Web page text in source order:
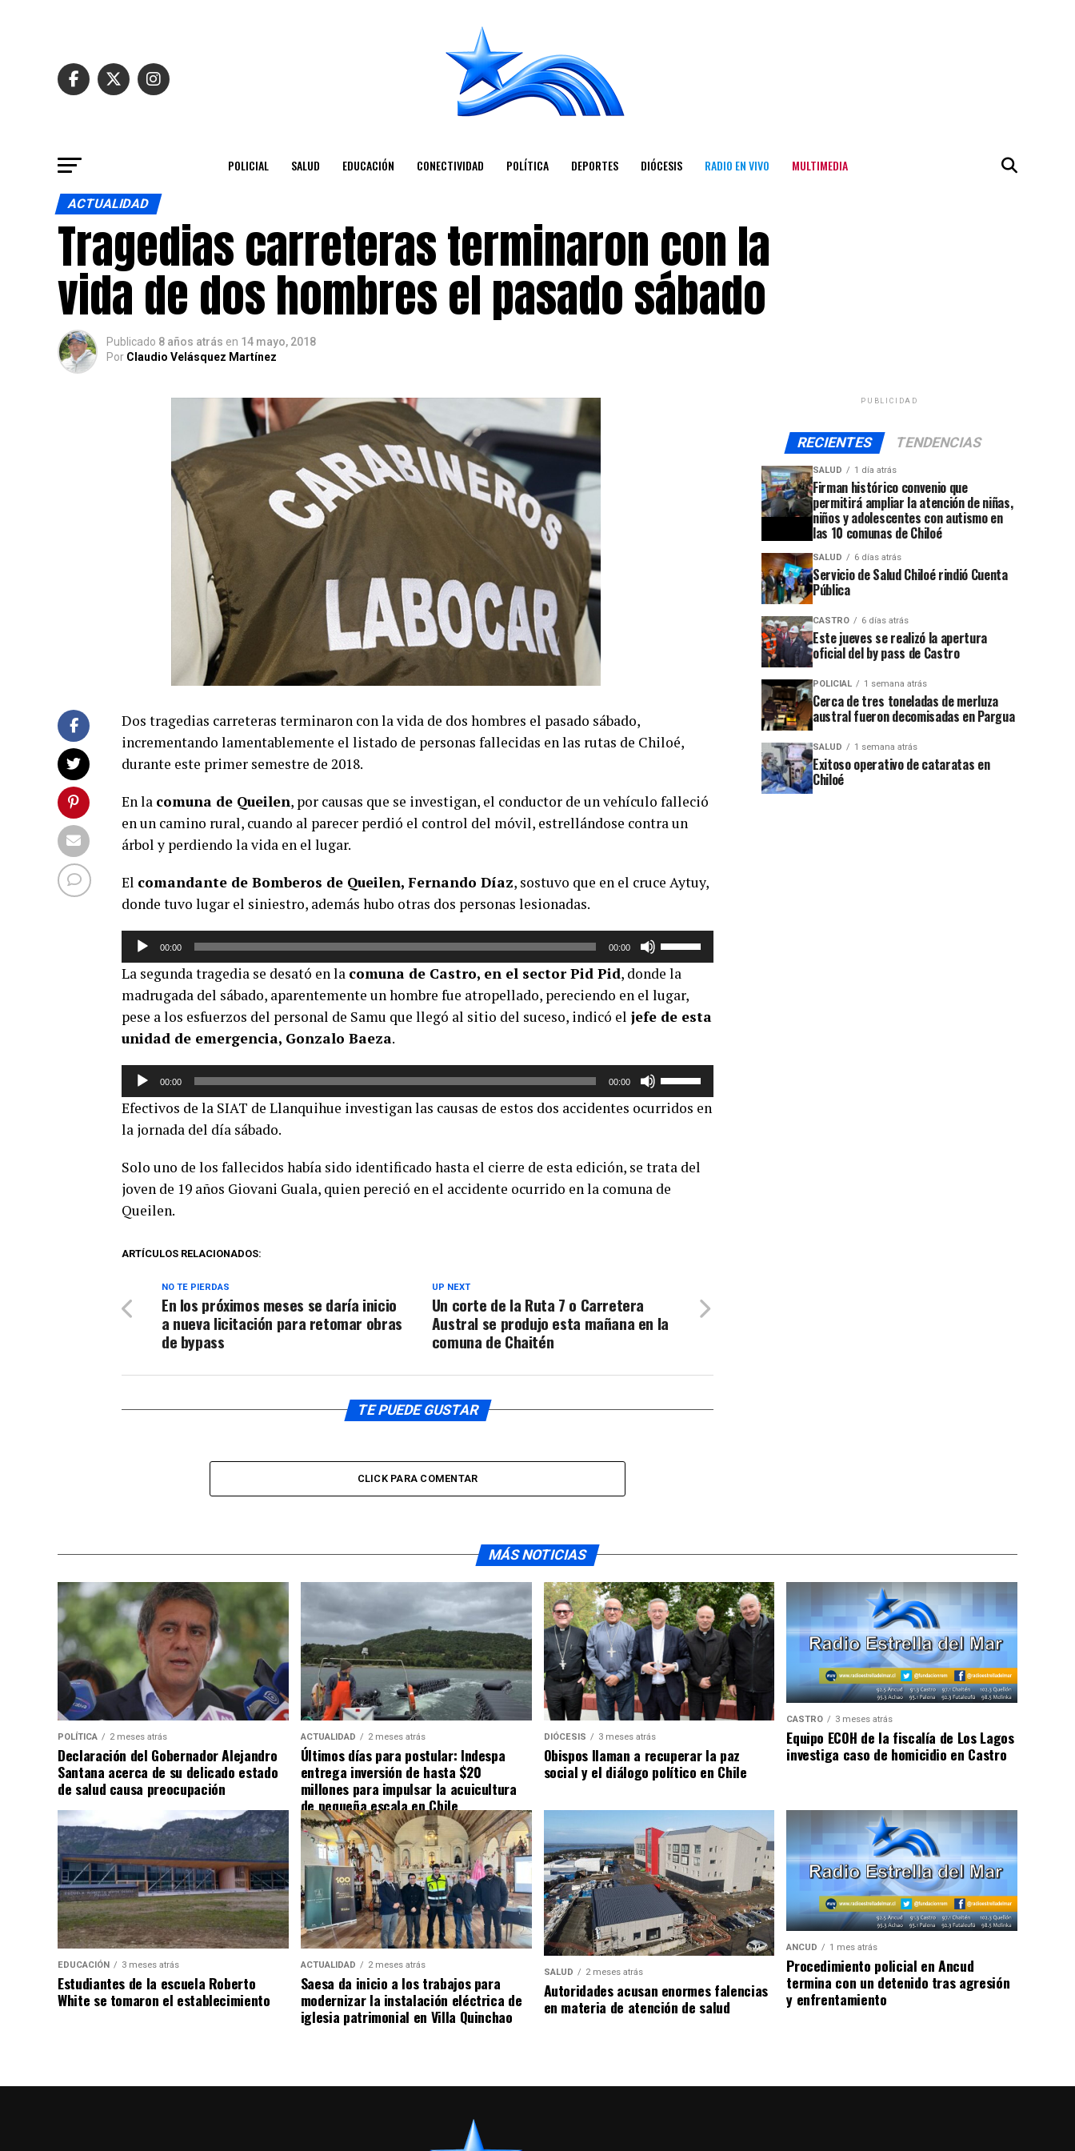
POLICIAL SALUD EDUCACIÓN CONECTIVIDAD POLÍTICA DEPORTES DIÓCESIS RADIO EN VIVO MULTIMEDIA
ACTUALIDAD
Tragedias carreteras terminaron con la
vida de dos hombres el pasado sábado
Publicado 8 años atrás en 14 mayo, 2018
Por Claudio Velásquez Martínez
Dos tragedias carreteras terminaron con la vida de dos hombres el pasado sábado,
incrementando lamentablemente el listado de personas fallecidas en las rutas de Chiloé,
durante este primer semestre de 2018.
En la comuna de Queilen, por causas que se investigan, el conductor de un vehículo falleció
en un camino rural, cuando al parecer perdió el control del móvil, estrellándose contra un
árbol y perdiendo la vida en el lugar.
El comandante de Bomberos de Queilen, Fernando Díaz, sostuvo que en el cruce Aytuy,
donde tuvo lugar el siniestro, además hubo otras dos personas lesionadas.
Reproductor
audio
00:00 00:00
teclas
de
flecha
disminuir
La segunda tragedia se desató en la comuna de Castro, en el sector Pid Pid, donde la
madrugada del sábado, aparentemente un hombre fue atropellado, pereciendo en el lugar,
pese a los esfuerzos del personal de Samu que llegó al sitio del suceso, indicó el jefe de esta
unidad de emergencia, Gonzalo Baeza.
Reproductor
audio
00:00 00:00
teclas
arriba/abajo
para
Efectivos de la SIAT de Llanquihue investigan las causas de estos dos accidentes ocurridos en
la jornada del día sábado.
Solo uno de los fallecidos había sido identificado hasta el cierre de esta edición, se trata del
joven de 19 años Giovani Guala, quien pereció en el accidente ocurrido en la comuna de
Queilen.
ARTÍCULOS RELACIONADOS:
UP NEXT
Un corte de la Ruta 7 o Carretera
Austral se produjo esta mañana en la
comuna de Chaitén
NO TE PIERDAS
En los próximos meses se daría inicio
a nueva licitación para retomar obras
de bypass
TE PUEDE GUSTAR
CLICK PARA COMENTAR
PUBLICIDAD
RECIENTES TENDENCIAS
SALUD 1 día atrás
Firman histórico convenio que
permitirá ampliar la atención de niñas,
niños y adolescentes con autismo en
las 10 comunas de Chiloé
SALUD 6 días atrás
Servicio de Salud Chiloé rindió Cuenta
Pública
CASTRO 6 días atrás
Este jueves se realizó la apertura
oficial del by pass de Castro
POLICIAL 1 semana atrás
Cerca de tres toneladas de merluza
austral fueron decomisadas en Pargua
SALUD 1 semana atrás
Exitoso operativo de cataratas en
Chiloé
MÁS NOTICIAS
POLÍTICA 2 meses atrás
Declaración del Gobernador Alejandro
Santana acerca de su delicado estado
de salud causa preocupación
ACTUALIDAD 2 meses atrás
Últimos días para postular: Indespa
entrega inversión de hasta $20
millones para impulsar la acuicultura
de pequeña escala en Chile
DIÓCESIS 3 meses atrás
Obispos llaman a recuperar la paz
social y el diálogo político en Chile
CASTRO 3 meses atrás
Equipo ECOH de la fiscalía de Los Lagos
investiga caso de homicidio en Castro
EDUCACIÓN 3 meses atrás
Estudiantes de la escuela Roberto
White se tomaron el establecimiento
ACTUALIDAD 2 meses atrás
Saesa da inicio a los trabajos para
modernizar la instalación eléctrica de
iglesia patrimonial en Villa Quinchao
SALUD 2 meses atrás
Autoridades acusan enormes falencias
en materia de atención de salud
ANCUD 1 mes atrás
Procedimiento policial en Ancud
termina con un detenido tras agresión
y enfrentamiento